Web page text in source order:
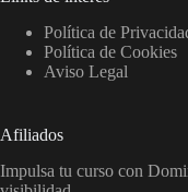
Política de
Política de Cookies
Aviso Legal
Afiliados
Impulsa tu curso con